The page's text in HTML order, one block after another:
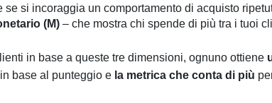
se si incoraggia un comportamento di acquisto
(M) – che mostra chi spende di più tra i tuoi
in base a queste tre dimensioni, ognuno ottiene
base al punteggio e la metrica che conta di più